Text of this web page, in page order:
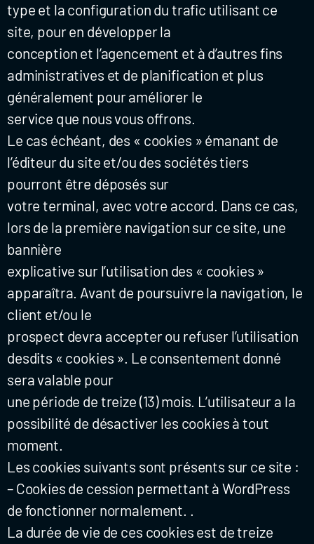
type et la configuration du trafic utilisant ce
site, pour en développer la
conception et l’agencement et à d’autres fins
administratives et de planification et plus
généralement pour améliorer le
service que nous vous offrons.
Le cas échéant, des « cookies » émanant de
l’éditeur du site et/ou des sociétés tiers
pourront être déposés sur
votre terminal, avec votre accord. Dans ce cas,
lors de la première navigation sur ce site, une
bannière
explicative sur l’utilisation des « cookies »
apparaîtra. Avant de poursuivre la navigation, le
client et/ou le
prospect devra accepter ou refuser l’utilisation
desdits « cookies ». Le consentement donné
sera valable pour
une période de treize (13) mois. L’utilisateur a la
possibilité de désactiver les cookies à tout
moment.
Les cookies suivants sont présents sur ce site :
– Cookies de cession permettant à WordPress
de fonctionner normalement. .
La durée de vie de ces cookies est de treize